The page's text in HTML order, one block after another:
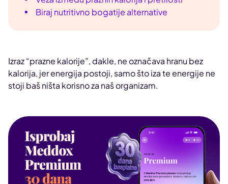
Biraj nutritivno bogatije alternative
Izraz “prazne kalorije”, dakle, ne označava hranu bez
kalorija, jer energija postoji, samo što iza te energije ne
stoji baš ništa korisno za naš organizam.